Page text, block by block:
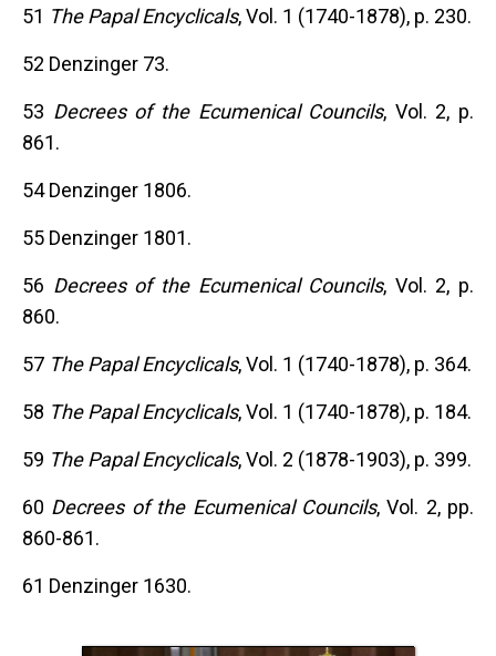
51 The Papal Encyclicals, Vol. 1 (1740-1878), p. 230.
52 Denzinger 73.
53 Decrees of the Ecumenical Councils, Vol. 2, p.
861.
54 Denzinger 1806.
55 Denzinger 1801.
56 Decrees of the Ecumenical Councils, Vol. 2, p.
860.
57 The Papal Encyclicals, Vol. 1 (1740-1878), p. 364.
58 The Papal Encyclicals, Vol. 1 (1740-1878), p. 184.
59 The Papal Encyclicals, Vol. 2 (1878-1903), p. 399.
60 Decrees of the Ecumenical Councils, Vol. 2, pp.
860-861.
61 Denzinger 1630.